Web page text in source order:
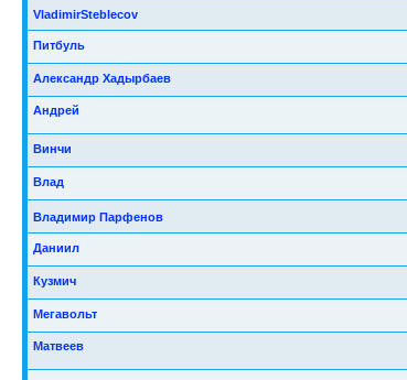
VladimirSteblecov
Питбуль
Александр Хадырбаев
Андрей
Винчи
Влад
Владимир Парфенов
Даниил
Кузмич
Мегавольт
Матвеев